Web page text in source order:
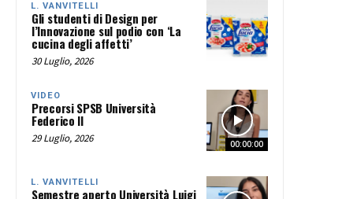
L. VANVITELLI
Gli studenti di Design per
l’Innovazione sul podio con ‘La
cucina degli affetti’
30 Luglio, 2026
00:00:00
VIDEO
Precorsi SPSB Università
Federico II
29 Luglio, 2026
L. VANVITELLI
Semestre aperto Università Luigi